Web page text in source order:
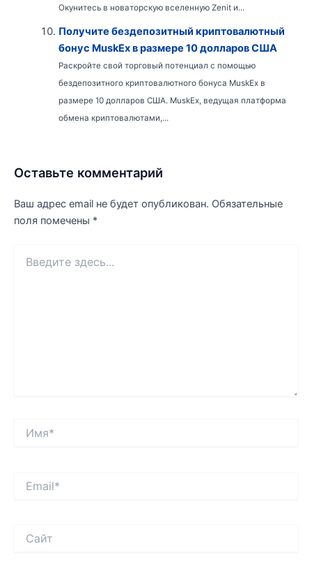
Окунитесь в новаторскую вселенную Zenit и...
Получите бездепозитный криптовалютный
бонус MuskEx в размере 10 долларов США
Раскройте свой торговый потенциал с помощью
бездепозитного криптовалютного бонуса MuskEx в
размере 10 долларов США. MuskEx, ведущая платформа
обмена криптовалютами,...
Оставьте комментарий
Ваш адрес email не будет опубликован. Обязательные
поля помечены *
здесь...